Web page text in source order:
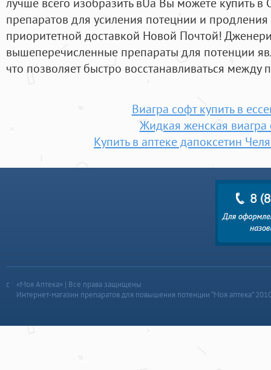
препаратов для усиления потецнии и продления
приоритетной доставкой Новой Почтой!
вышеперечисленные препараты для потенции
что позволяет быстро восстанавливаться
Виагра софт купить в
Жидкая женская виагра
Купить в аптеке дапоксетин
«Моя Аптека» | Все права защищены
Интернет-магазин препаратов для повышения потенции “Моя аптека”